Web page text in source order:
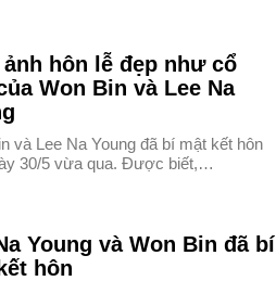
ảnh hôn lễ đẹp như cổ
Won Bin và Lee Na
và Lee Na Young đã bí mật kết hôn
30/5 vừa qua. Được biết,…
Young và Won Bin đã bí
hôn